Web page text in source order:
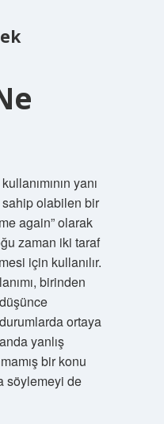
yanı
sahip olabilen bir
again” olarak
zaman iki taraf
için kullanılır.
birinden
ortaya
yanlış
bir konu
söylemeyi de